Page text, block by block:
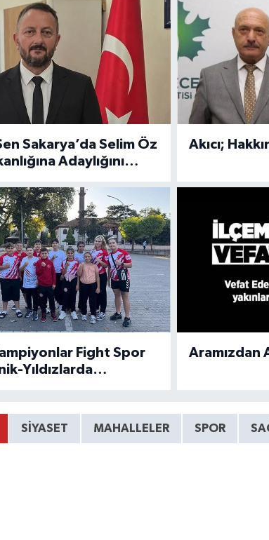
Sakarya’da Selim Öz
Adaylığını
Akıcı;
Fight Spor
Yıldızlarda
Aramızdan
SİYASET MAHALLELER SPOR